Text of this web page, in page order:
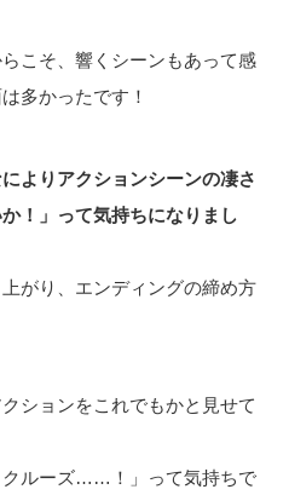
こそ、響くシーンもあって感
多かったです！
よりアクションシーンの凄さ
！」って気持ちになりまし
がり、エンディングの締め方
ションをこれでもかと見せて
クルーズ……！」って気持ちで